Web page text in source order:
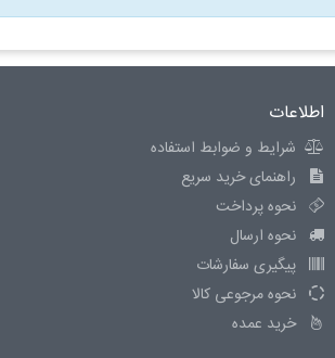
اطلاعات
شرایط و ضوابط استفاده
راهنمای خرید سریع
نحوه پرداخت
نحوه ارسال
پیگیری سفارشات
نحوه مرجوعی کالا
خرید عمده